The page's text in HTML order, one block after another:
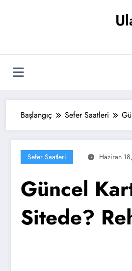
Başlangıç Sefer Saatleri
Sefer Saatleri Haziran
Güncel
Sitede?